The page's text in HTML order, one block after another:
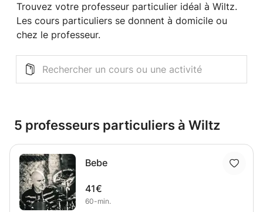
Trouvez votre professeur particulier idéal à Wiltz.
Les cours particuliers se donnent à domicile ou
chez le professeur.
5 professeurs particuliers à Wiltz
Bebe
41€
60-min.